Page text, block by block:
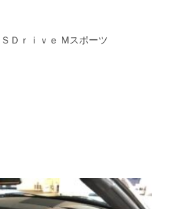
Ｄｒｉｖｅ Mスポーツ